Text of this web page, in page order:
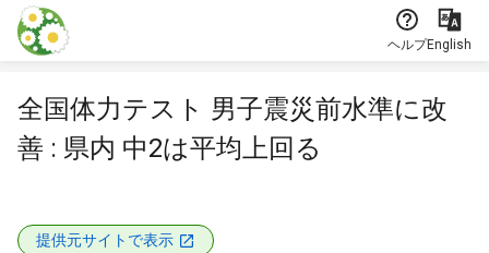
本文に飛ぶ
ヘルプEnglish
全国体力テスト 男子震災前水準に改
善 : 県内 中2は平均上回る
提供元サイトで表示